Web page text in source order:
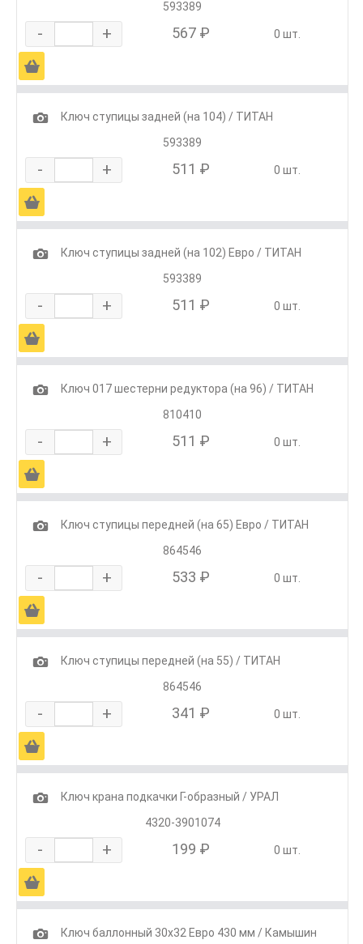
593389
- + 567 ₽ 0 шт.
Ä
1
Ключ ступицы задней (на 104) / ТИТАН
593389
- + 511 ₽ 0 шт.
Ä
1
Ключ ступицы задней (на 102) Евро / ТИТАН
593389
- + 511 ₽ 0 шт.
Ä
1
Ключ 017 шестерни редуктора (на 96) / ТИТАН
810410
- + 511 ₽ 0 шт.
Ä
1
Ключ ступицы передней (на 65) Евро / ТИТАН
864546
- + 533 ₽ 0 шт.
Ä
1
Ключ ступицы передней (на 55) / ТИТАН
864546
- + 341 ₽ 0 шт.
Ä
1
Ключ крана подкачки Г-образный / УРАЛ
4320-3901074
- + 199 ₽ 0 шт.
Ä
1
Ключ баллонный 30х32 Евро 430 мм / Камышин